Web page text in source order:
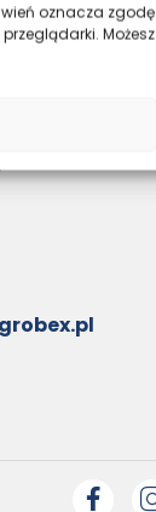
oznacza zgodę
Możesz